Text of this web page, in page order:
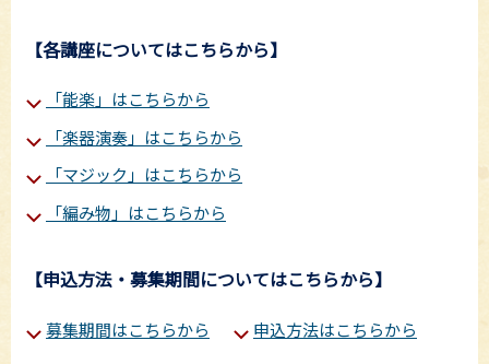
【各講座についてはこちらから】
「能楽」はこちらから
「楽器演奏」はこちらから
「マジック」はこちらから
「編み物」はこちらから
【申込方法・募集期間についてはこちらから】
募集期間はこちらから 申込方法はこちらから